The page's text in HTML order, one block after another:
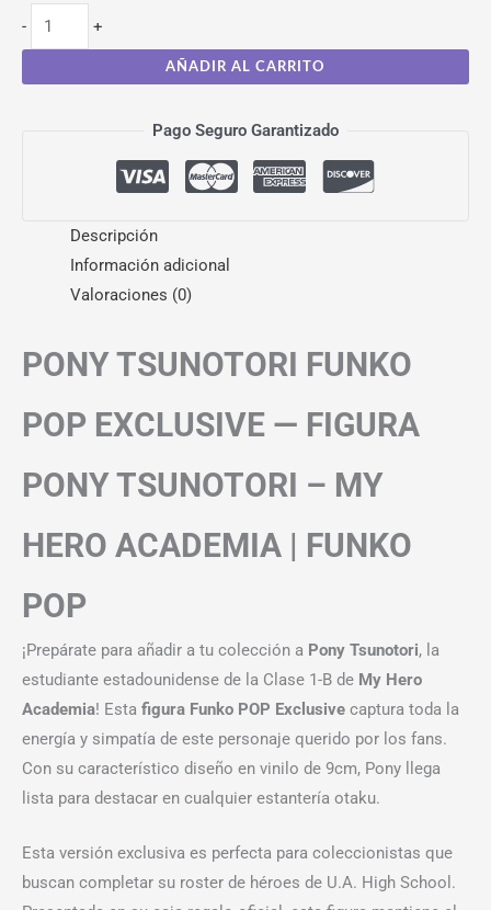
- +
AÑADIR AL CARRITO
Pago Seguro Garantizado
Descripción
Información adicional
Valoraciones (0)
PONY TSUNOTORI FUNKO
POP EXCLUSIVE — FIGURA
PONY TSUNOTORI – MY
HERO ACADEMIA | FUNKO
POP
¡Prepárate para añadir a tu colección a Pony Tsunotori, la
estudiante estadounidense de la Clase 1-B de My Hero
Academia! Esta figura Funko POP Exclusive captura toda la
energía y simpatía de este personaje querido por los fans.
Con su característico diseño en vinilo de 9cm, Pony llega
lista para destacar en cualquier estantería otaku.
Esta versión exclusiva es perfecta para coleccionistas que
buscan completar su roster de héroes de U.A. High School.